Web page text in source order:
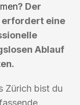
? Der
erfordert eine
Ablauf
Zürich bist du